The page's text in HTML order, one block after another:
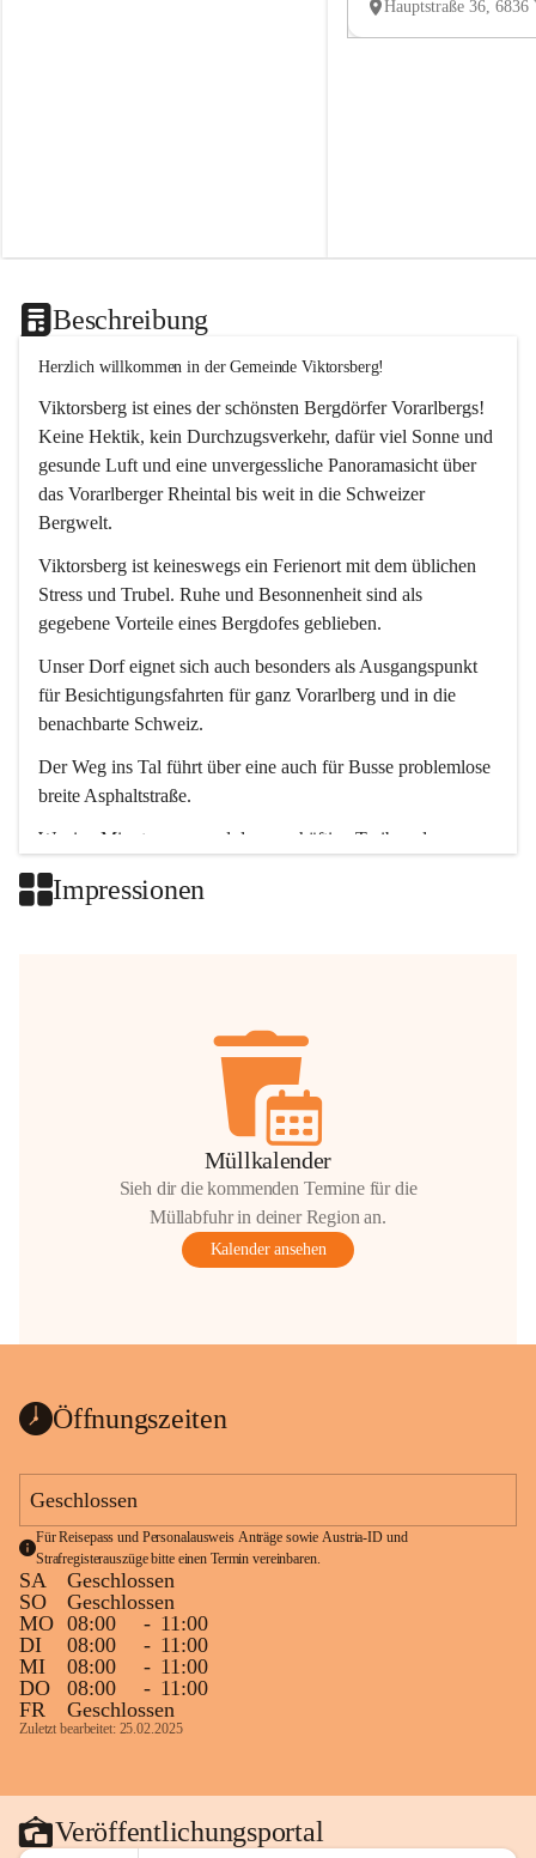
Beschreibung
Herzlich willkommen in der Gemeinde Viktorsberg!
Viktorsberg ist eines der schönsten Bergdörfer Vorarlbergs!
Keine Hektik, kein Durchzugsverkehr, dafür viel Sonne und
gesunde Luft und eine unvergessliche Panoramasicht über
das Vorarlberger Rheintal bis weit in die Schweizer
Bergwelt.
Viktorsberg ist keineswegs ein Ferienort mit dem üblichen
Stress und Trubel. Ruhe und Besonnenheit sind als
gegebene Vorteile eines Bergdofes geblieben.
Unser Dorf eignet sich auch besonders als Ausgangspunkt
für Besichtigungsfahrten für ganz Vorarlberg und in die
benachbarte Schweiz.
Der Weg ins Tal führt über eine auch für Busse problemlose
breite Asphaltstraße.
Wenige Minuten nur, und das geschäftige Treiben der
Impressionen
Müllkalender
Sieh dir die kommenden Termine für die
Müllabfuhr in deiner Region an.
Kalender ansehen
Öffnungszeiten
Geschlossen
Für Reisepass und Personalausweis Anträge sowie Austria-ID und
Strafregisterauszüge bitte einen Termin vereinbaren.
SA
Geschlossen
SO
Geschlossen
MO 08:00 - 11:00
DI
08:00 - 11:00
MI
08:00 - 11:00
DO
08:00 - 11:00
FR
Geschlossen
Zuletzt bearbeitet: 25.02.2025
Veröffentlichungsportal